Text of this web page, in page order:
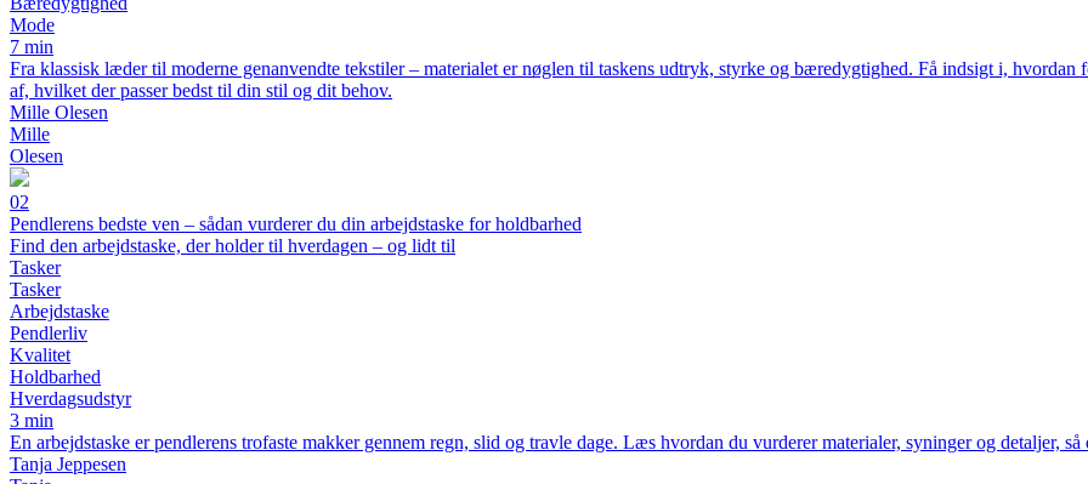
Mode
7 min
Fra klassisk læder til moderne genanvendte tekstiler – materialet er nøglen til taskens udtryk, styrke og bæredygtighed. Få indsigt i,
af, hvilket der passer bedst til din stil og dit behov.
Mille Olesen
Mille
Olesen
02
Pendlerens bedste ven – sådan vurderer du din arbejdstaske for holdbarhed
Find den arbejdstaske, der holder til hverdagen – og lidt til
Tasker
Tasker
Arbejdstaske
Pendlerliv
Kvalitet
Holdbarhed
Hverdagsudstyr
3 min
En arbejdstaske er pendlerens trofaste makker gennem regn, slid og travle dage. Læs hvordan du vurderer materialer, syninger og detaljer,
Tanja Jeppesen